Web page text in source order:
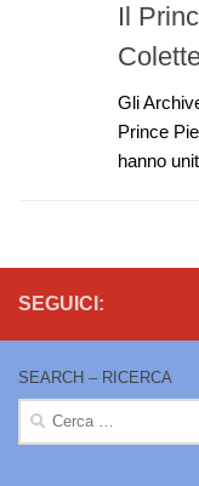
Il
Gli
Prince
hanno
SEGUICI:
SEARCH – RICERCA
Ricerca